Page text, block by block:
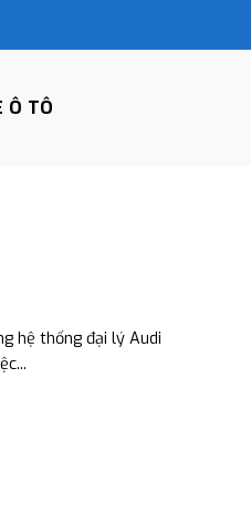
Ô TÔ
hệ thống đại lý Audi